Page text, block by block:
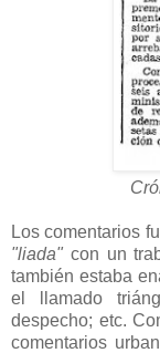
Los comentarios
"liada" con un
también estaba
el llamado
despecho; etc.
comentarios